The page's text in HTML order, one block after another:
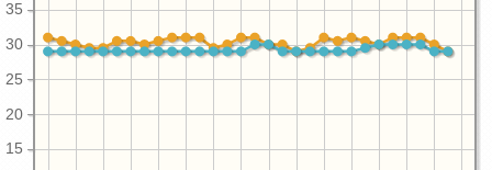
15
20
25
30
35